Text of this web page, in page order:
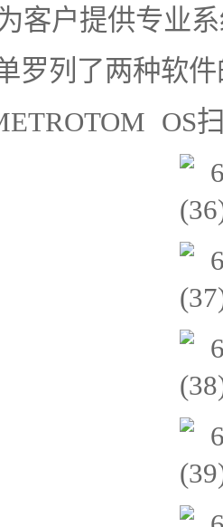
客户提供专业
罗列了两种软
OS